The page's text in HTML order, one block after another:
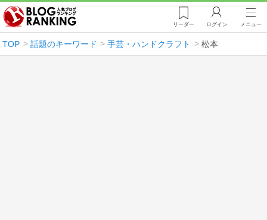
リーダー ログイン メニュー
TOP 話題のキーワード 手芸・ハンドクラフト 松本